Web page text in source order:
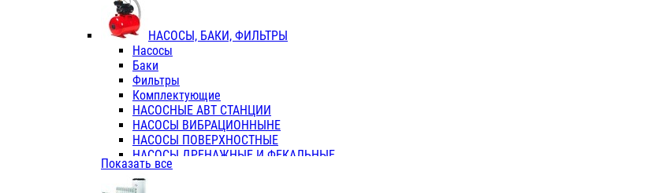
ТРОЙНИКИ ПЕРЕХОДНЫЕ / СОЕДИНИТЕЛЬНЫЕ
ТРОЙНИКИ С ВНУТРЕННЕЙ РЕЗЬБОЙ
КОЛЬЦА РЕЗИНОВЫЕ
ТРУБЫ НАПОРНЫЕ
ТРУБЫ ГОФРИРОВАННЫЕ ДВУХСЛ.
ТРУБЫ ПОЛИЭТИЛЕНОВЫЕ
НАСОСЫ, БАКИ, ФИЛЬТРЫ
Насосы
Баки
Фильтры
Комплектующие
НАСОСНЫЕ АВТ СТАНЦИИ
НАСОСЫ ВИБРАЦИОННЫНЕ
НАСОСЫ ПОВЕРХНОСТНЫЕ
НАСОСЫ ДРЕНАЖНЫЕ И ФЕКАЛЬНЫЕ
НАСОСЫ ПОВЫСИТ и ЦИРКУЛЯЦИОННЫЕ
НАСОСЫ СКВАЖИННЫЕ
Показать все